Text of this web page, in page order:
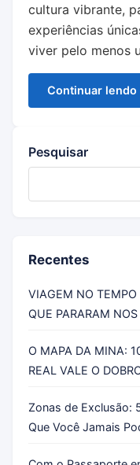
cultura vibrante,
experiências
viver pelo menos
Continuar lendo
Pesquisar
Recentes
VIAGEM NO TEMPO
QUE PARARAM
O MAPA DA MINA:
REAL VALE O
Zonas de Exclusão:
Que Você Jamais